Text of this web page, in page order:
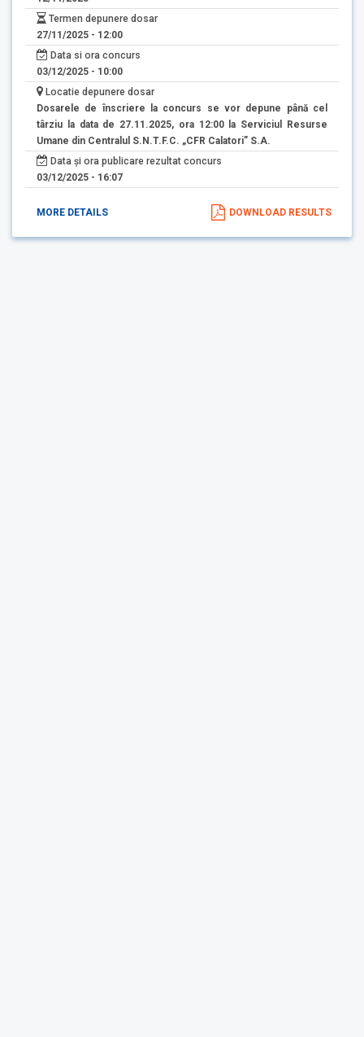
Termen depunere dosar
27/11/2025 - 12:00
Data si ora concurs
03/12/2025 - 10:00
Locatie depunere dosar
Dosarele de înscriere la concurs se vor depune până cel
târziu la data de 27.11.2025, ora 12:00 la Serviciul Resurse
Umane din Centralul S.N.T.F.C. „CFR Calatori” S.A.
Data și ora publicare rezultat concurs
03/12/2025 - 16:07
MORE DETAILS DOWNLOAD RESULTS